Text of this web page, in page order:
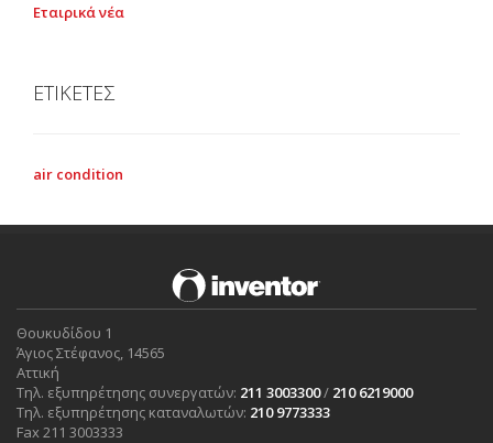
Εταιρικά νέα
ΕΤΙΚΕΤΕΣ
air condition
Θουκυδίδου 1
Άγιος Στέφανος, 14565
Αττική
Τηλ. εξυπηρέτησης συνεργατών: 211 3003300/ 210 6219000
Τηλ. εξυπηρέτησης καταναλωτών: 210 9773333
Fax 211 3003333